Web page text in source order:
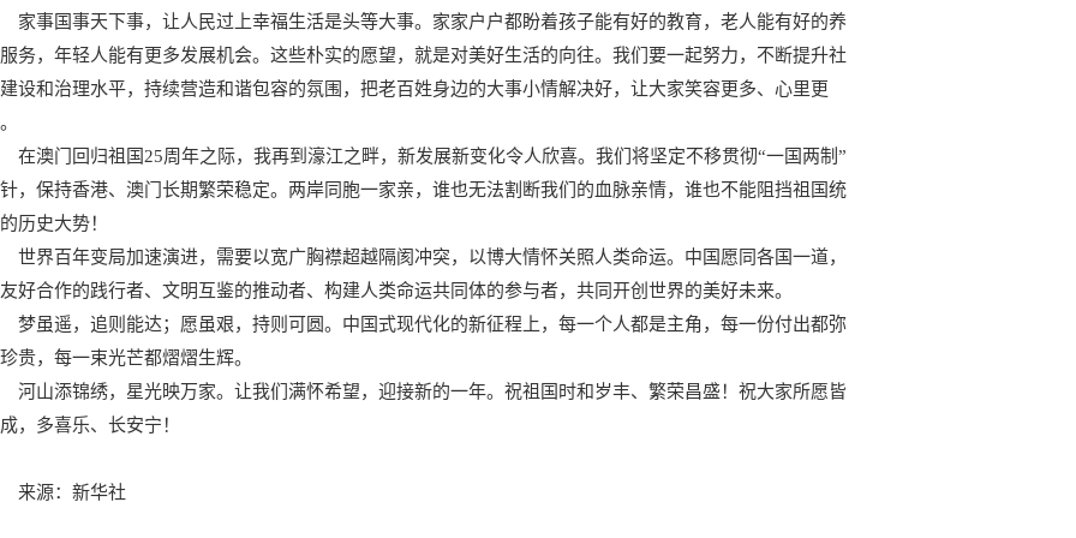
家事国事天下事，让人民过上幸福生活是头等大事。家家户户都盼着孩子能有好的教育，老人能有好的养
务，年轻人能有更多发展机会。这些朴实的愿望，就是对美好生活的向往。我们要一起努力，不断提升社
设和治理水平，持续营造和谐包容的氛围，把老百姓身边的大事小情解决好，让大家笑容更多、心里更
在澳门回归祖国25周年之际，我再到濠江之畔，新发展新变化令人欣喜。我们将坚定不移贯彻“一国两制”
，保持香港、澳门长期繁荣稳定。两岸同胞一家亲，谁也无法割断我们的血脉亲情，谁也不能阻挡祖国统
历史大势！
世界百年变局加速演进，需要以宽广胸襟超越隔阂冲突，以博大情怀关照人类命运。中国愿同各国一道，
好合作的践行者、文明互鉴的推动者、构建人类命运共同体的参与者，共同开创世界的美好未来。
梦虽遥，追则能达；愿虽艰，持则可圆。中国式现代化的新征程上，每一个人都是主角，每一份付出都弥
贵，每一束光芒都熠熠生辉。
河山添锦绣，星光映万家。让我们满怀希望，迎接新的一年。祝祖国时和岁丰、繁荣昌盛！祝大家所愿皆
，多喜乐、长安宁！
来源：新华社